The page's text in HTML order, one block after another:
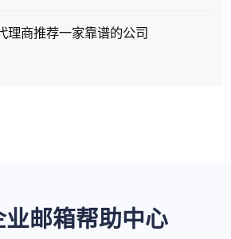
理商推荐一家靠谱的公司
业邮箱帮助中心